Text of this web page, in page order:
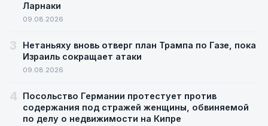
Ларнаки
09.08.2026
3
Нетаньяху вновь отверг план Трампа по Газе, пока
Израиль сокращает атаки
09.08.2026
4
Посольство Германии протестует против
содержания под стражей женщины, обвиняемой
по делу о недвижимости на Кипре